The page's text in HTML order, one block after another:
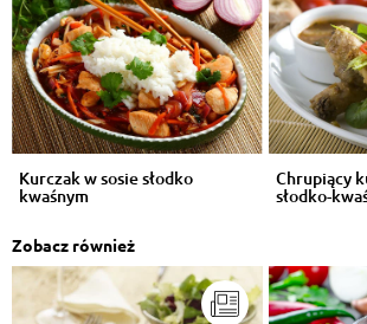
Kurczak w sosie słodko
kwaśnym
Chrupiący
słodko-
Zobacz również